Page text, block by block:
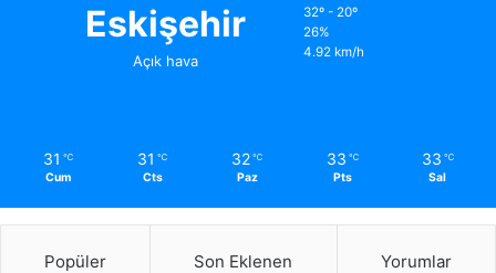
Eskişehir
Açık hava
32º - 20º
26%
4.92 km/h
31 ℃
Cum
31 ℃
Cts
32 ℃
Paz
33 ℃
Pts
33 ℃
Sal
Popüler Son Eklenen Yorumlar